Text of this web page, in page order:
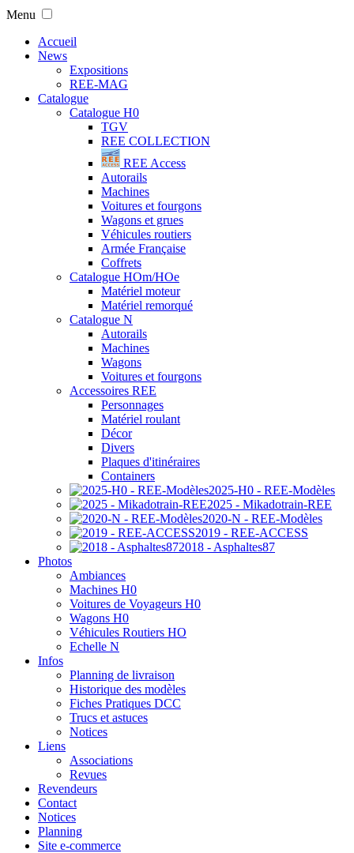
Menu
Accueil
News
Expositions
REE-MAG
Catalogue
Catalogue H0
TGV
REE COLLECTION
REE Access
Autorails
Machines
Voitures et fourgons
Wagons et grues
Véhicules routiers
Armée Française
Coffrets
Catalogue HOm/HOe
Matériel moteur
Matériel remorqué
Catalogue N
Autorails
Machines
Wagons
Voitures et fourgons
Accessoires REE
Personnages
Matériel roulant
Décor
Divers
Plaques d'itinéraires
Containers
2025-H0 - REE-Modèles
2025 - Mikadotrain-REE
2020-N - REE-Modèles
2019 - REE-ACCESS
2018 - Asphaltes87
Photos
Ambiances
Machines H0
Voitures de Voyageurs H0
Wagons H0
Véhicules Routiers HO
Echelle N
Infos
Planning de livraison
Historique des modèles
Fiches Pratiques DCC
Trucs et astuces
Notices
Liens
Associations
Revues
Revendeurs
Contact
Notices
Planning
Site e-commerce